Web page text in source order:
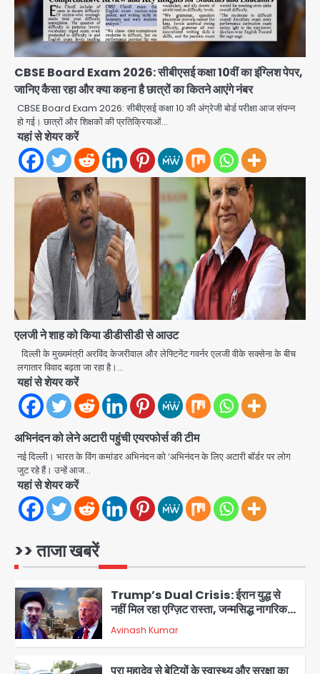
CBSE Board Exam 2026: सीबीएसई कक्षा 10वीं का इंग्लिश पेपर,
जानिए कैसा रहा और क्या कहना है छात्रों का कितने आएंगे नंबर
CBSE Board Exam 2026: सीबीएसई कक्षा 10 की अंग्रेजी बोर्ड परीक्षा आज संपन्न
हो गई। छात्रों और शिक्षकों की प्रतिक्रियाओं…
यहां से शेयर करें
एलजी ने शाह को किया डीडीसीडी से आउट
दिल्ली के मुख्यमंत्री अरविंद केजरीवाल और लेफ्टिनेंट गवर्नर एलजी वीके सक्सेना के बीच
लगातार विवाद बढ़ता जा रहा है।…
यहां से शेयर करें
अभिनंदन को लेने अटारी पहुंची एयरफोर्स की टीम
नई दिल्ली। भारत के विंग कमांडर अभिनंदन को ‘अभिनंदन के लिए अटारी बॉर्डर पर लोग
जुट रहे हैं। उन्हें आज…
यहां से शेयर करें
>> ताजा खबरें
पुरा महादेव से बेटियों के स्वास्थ्य और सुरक्षा का
संदेश
Team JHJ
3
अब पहला स्थान हासिल करना लक्ष्य: डीएम
Team JHJ
4
28 साल बाद कानून के शिकंजे में आया हत्या का
फरार आरोपी
Team JHJ
5
डबल मर्डर का मुख्य साजिशकर्ता क्राइम ब्रांच
के हत्थे
1
Trump’s Dual Crisis: ईरान युद्ध से
नहीं मिल रहा एग्ज़िट रास्ता, जन्मसिद्ध नागरिकता
पर सुप्रीम कोर्ट को दी फिर चुनौती
Avinash Kumar